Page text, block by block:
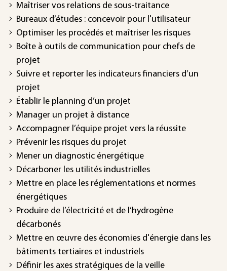
Maîtriser vos relations de sous-traitance
Bureaux d’études : concevoir pour l'utilisateur
Optimiser les procédés et maîtriser les risques
Boîte à outils de communication pour chefs de
projet
Suivre et reporter les indicateurs financiers d’un
projet
Établir le planning d’un projet
Manager un projet à distance
Accompagner l’équipe projet vers la réussite
Prévenir les risques du projet
Mener un diagnostic énergétique
Décarboner les utilités industrielles
Mettre en place les réglementations et normes
énergétiques
Produire de l’électricité et de l’hydrogène
décarbonés
Mettre en œuvre des économies d'énergie dans les
bâtiments tertiaires et industriels
Définir les axes stratégiques de la veille